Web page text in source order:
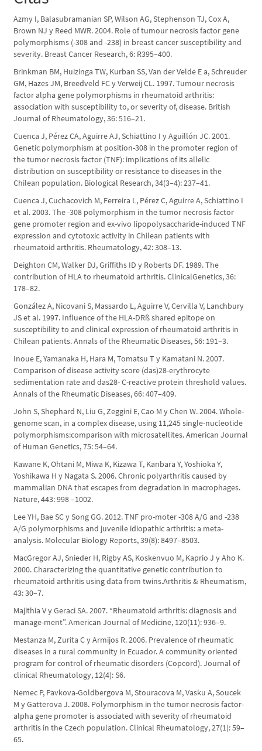
Azmy I, Balasubramanian SP, Wilson AG, Stephenson TJ, Cox A,
Brown NJ y Reed MWR. 2004. Role of tumour necrosis factor gene
polymorphisms (-308 and -238) in breast cancer susceptibility and
severity. Breast Cancer Research, 6: R395–400.
Brinkman BM, Huizinga TW, Kurban SS, Van der Velde E a, Schreuder
GM, Hazes JM, Breedveld FC y Verweij CL. 1997. Tumour necrosis
factor alpha gene polymorphisms in rheumatoid arthritis:
association with susceptibility to, or severity of, disease. British
Journal of Rheumatology, 36: 516–21.
Cuenca J, Pérez CA, Aguirre AJ, Schiattino I y Aguillón JC. 2001.
Genetic polymorphism at position-308 in the promoter region of
the tumor necrosis factor (TNF): implications of its allelic
distribution on susceptibility or resistance to diseases in the
Chilean population. Biological Research, 34(3–4): 237–41.
Cuenca J, Cuchacovich M, Ferreira L, Pérez C, Aguirre A, Schiattino I
et al. 2003. The -308 polymorphism in the tumor necrosis factor
gene promoter region and ex-vivo lipopolysaccharide-induced TNF
expression and cytotoxic activity in Chilean patients with
rheumatoid arthritis. Rheumatology, 42: 308–13.
Deighton CM, Walker DJ, Griffiths ID y Roberts DF. 1989. The
contribution of HLA to rheumatoid arthritis. ClinicalGenetics, 36:
178–82.
González A, Nicovani S, Massardo L, Aguirre V, Cervilla V, Lanchbury
JS et al. 1997. Influence of the HLA-DRß shared epitope on
susceptibility to and clinical expression of rheumatoid arthritis in
Chilean patients. Annals of the Rheumatic Diseases, 56: 191–3.
Inoue E, Yamanaka H, Hara M, Tomatsu T y Kamatani N. 2007.
Comparison of disease activity score (das)28-erythrocyte
sedimentation rate and das28- C-reactive protein threshold values.
Annals of the Rheumatic Diseases, 66: 407–409.
John S, Shephard N, Liu G, Zeggini E, Cao M y Chen W. 2004. Whole-
genome scan, in a complex disease, using 11,245 single-nucleotide
polymorphisms:comparison with microsatellites. American Journal
of Human Genetics, 75: 54–64.
Kawane K, Ohtani M, Miwa K, Kizawa T, Kanbara Y, Yoshioka Y,
Yoshikawa H y Nagata S. 2006. Chronic polyarthritis caused by
mammalian DNA that escapes from degradation in macrophages.
Nature, 443: 998 –1002.
Lee YH, Bae SC y Song GG. 2012. TNF pro-moter -308 A/G and -238
A/G polymorphisms and juvenile idiopathic arthritis: a meta-
analysis. Molecular Biology Reports, 39(8): 8497–8503.
MacGregor AJ, Snieder H, Rigby AS, Koskenvuo M, Kaprio J y Aho K.
2000. Characterizing the quantitative genetic contribution to
rheumatoid arthritis using data from twins.Arthritis & Rheumatism,
43: 30–7.
Majithia V y Geraci SA. 2007. “Rheumatoid arthritis: diagnosis and
manage-ment”. American Journal of Medicine, 120(11): 936–9.
Mestanza M, Zurita C y Armijos R. 2006. Prevalence of rheumatic
diseases in a rural community in Ecuador. A community oriented
program for control of rheumatic disorders (Copcord). Journal of
clinical Rheumatology, 12(4): S6.
Nemec P, Pavkova-Goldbergova M, Stouracova M, Vasku A, Soucek
M y Gatterova J. 2008. Polymorphism in the tumor necrosis factor-
alpha gene promoter is associated with severity of rheumatoid
arthritis in the Czech population. Clinical Rheumatology, 27(1): 59–
65.